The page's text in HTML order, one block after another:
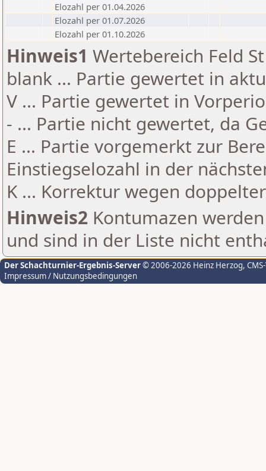
Elozahl per 01.04.2026
Elozahl per 01.07.2026
Elozahl per 01.10.2026
Hinweis1 Wertebereich Feld
blank ... Partie gewertet in
V ... Partie gewertet in
- ... Partie nicht gewertet, da
E ... Partie vorgemerkt zur
Einstiegselozahl in der
K ... Korrektur wegen
Hinweis2 Kontumazen
und sind in der Liste nicht
Der Schachturnier-Ergebnis-Server© 2006-2026 Heinz Herzog,
Impressum / Nutzungsbedingungen